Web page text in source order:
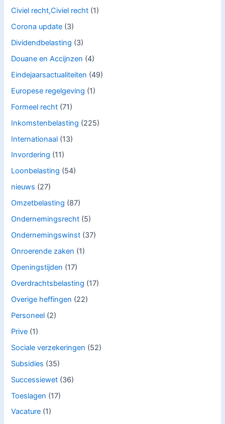
Civiel recht,Civiel recht (1)
Corona update (3)
Dividendbelasting (3)
Douane en Accijnzen (4)
Eindejaarsactualiteiten (49)
Europese regelgeving (1)
Formeel recht (71)
Inkomstenbelasting (225)
Internationaal (13)
Invordering (11)
Loonbelasting (54)
nieuws (27)
Omzetbelasting (87)
Ondernemingsrecht (5)
Ondernemingswinst (37)
Onroerende zaken (1)
Openingstijden (17)
Overdrachtsbelasting (17)
Overige heffingen (22)
Personeel (2)
Prive (1)
Sociale verzekeringen (52)
Subsidies (35)
Successiewet (36)
Toeslagen (17)
Vacature (1)